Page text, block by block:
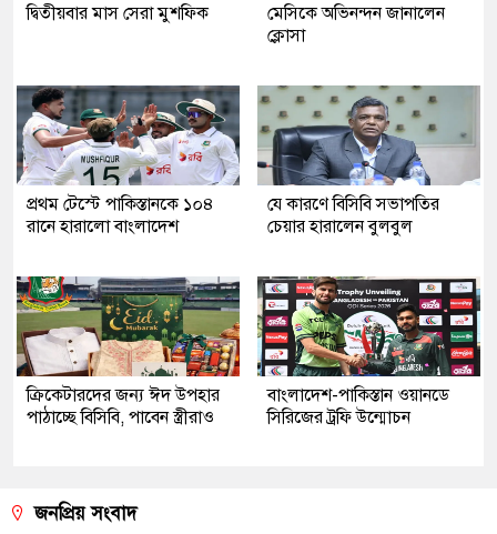
দ্বিতীয়বার মাস সেরা মুশফিক
মেসিকে অভিনন্দন জানালেন
ক্লোসা
প্রথম টেস্টে পাকিস্তানকে ১০৪
রানে হারালো বাংলাদেশ
যে কারণে বিসিবি সভাপতির
চেয়ার হারালেন বুলবুল
ক্রিকেটারদের জন্য ঈদ উপহার
পাঠাচ্ছে বিসিবি, পাবেন স্ত্রীরাও
বাংলাদেশ-পাকিস্তান ওয়ানডে
সিরিজের ট্রফি উন্মোচন
জনপ্রিয় সংবাদ